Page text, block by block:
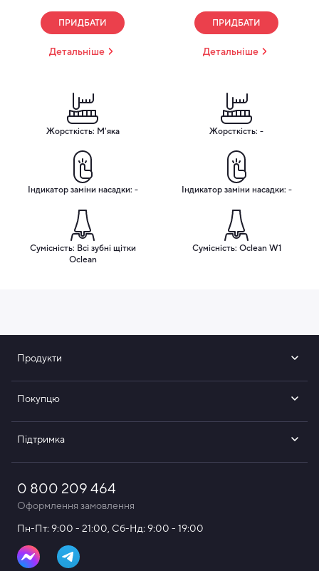
ПРИДБАТИ
Детальніше
Жорсткість: М'яка
Індикатор заміни насадки: -
Сумісність: Всі зубні щітки
Oclean
ПРИДБАТИ
Детальніше
Жорсткість: -
Індикатор заміни насадки: -
Сумісність: Oclean W1
Продукти
Покупцю
Підтримка
0 800 209 464
Оформлення замовлення
Пн-Пт: 9:00 - 21:00, Сб-Нд: 9:00 - 19:00